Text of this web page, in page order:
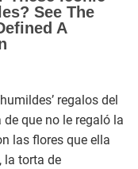
regalos del
que no le regaló la
las flores que ella
la torta de